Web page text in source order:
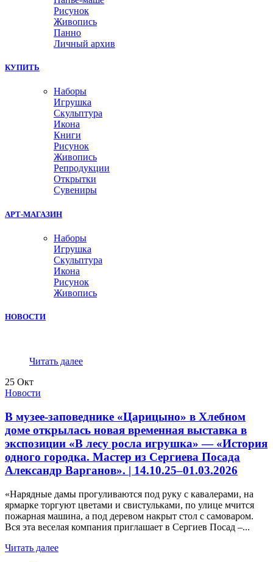
Рисунок
Живопись
Панно
Личный архив
КУПИТЬ
Наборы
Игрушка
Скульптура
Икона
Книги
Рисунок
Живопись
Репродукции
Открытки
Сувениры
АРТ-МАГАЗИН
Наборы
Игрушка
Скульптура
Икона
Рисунок
Живопись
НОВОСТИ
Читать далее
25 Окт
Новости
В музее-заповеднике «Царицыно» в Хлебном
доме открылась новая временная выставка в
экспозиции «В лесу росла игрушка» — «История
одного городка. Мастер из Сергиева Посада
Александр Варганов». | 14.10.25–01.03.2026
«Нарядные дамы прогуливаются под руку с кавалерами, на
ярмарке торгуют цветами и свистульками, по улице мчится
пожарная машина, а под деревом накрыт стол с самоваром.
Вся эта веселая компания приглашает в Сергиев Посад –...
Читать далее